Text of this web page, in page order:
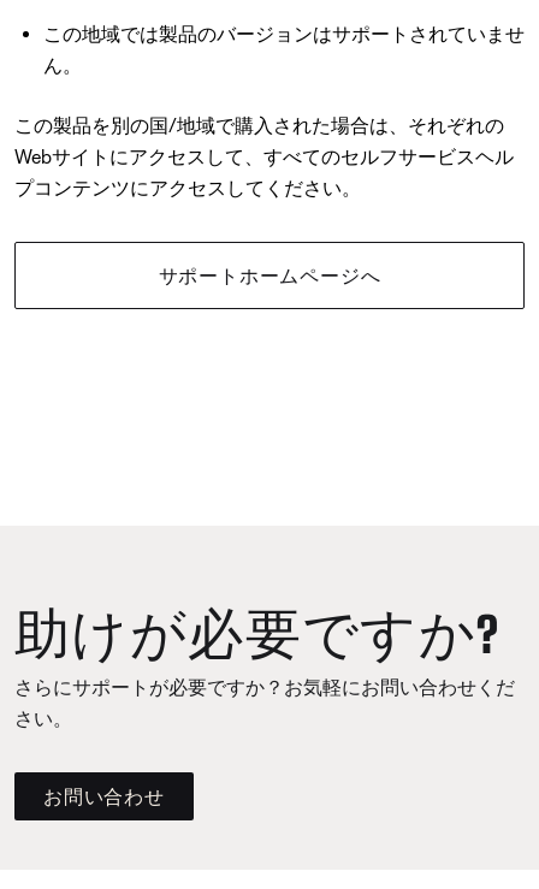
この地域では製品のバージョンはサポートされていませ
ん。
この製品を別の国/地域で購入された場合は、それぞれの
Webサイトにアクセスして、すべてのセルフサービスヘル
プコンテンツにアクセスしてください。
サポートホームページへ
助けが必要ですか?
さらにサポートが必要ですか？お気軽にお問い合わせくだ
さい。
お問い合わせ